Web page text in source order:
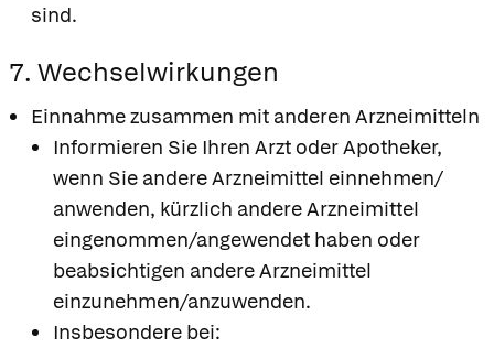
sind.
7. Wechselwirkungen
Einnahme zusammen mit anderen Arzneimitteln
Informieren Sie Ihren Arzt oder Apotheker,
wenn Sie andere Arzneimittel einnehmen/
anwenden, kürzlich andere Arzneimittel
eingenommen/angewendet haben oder
beabsichtigen andere Arzneimittel
einzunehmen/anzuwenden.
Insbesondere bei: